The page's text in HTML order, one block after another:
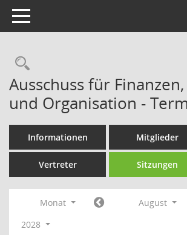
Toggle navigation
Rechercheauswahl
Ausschuss für
und Organisation -
Informationen Mitglieder
Vertreter Sitzungen
Monat
August
2028